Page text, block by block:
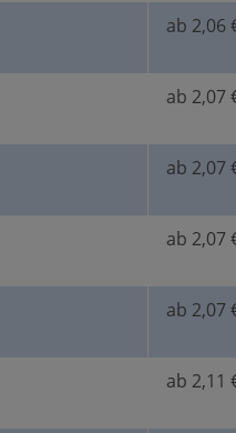
ab 2,06
ab 2,07
ab 2,07
ab 2,07
ab 2,07
ab 2,11